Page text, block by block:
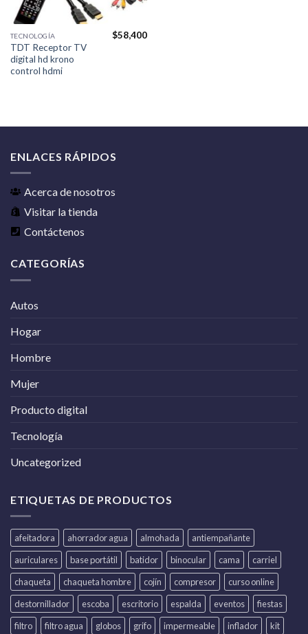
TECNOLOGÍA
TDT Receptor TV
digital hd krono
control hdmi
$58,400
ENLACES RÁPIDOS
Acerca de nosotros
Visitar la tienda
Contáctenos
CATEGORÍAS
Autos
Hogar
Hombre
Mujer
Producto digital
Tecnología
Uncategorized
ETIQUETAS DE PRODUCTOS
afeitadora ahorrador agua almohada
antiempañante
auriculares
base portátil batidor binocular cama
carriel
chaqueta
chaqueta hombre cojín compresor
curso online
destornillador
escoba escritorio espalda eventos
fiestas
filtro
filtro agua globos grifo impermeable inflador kit